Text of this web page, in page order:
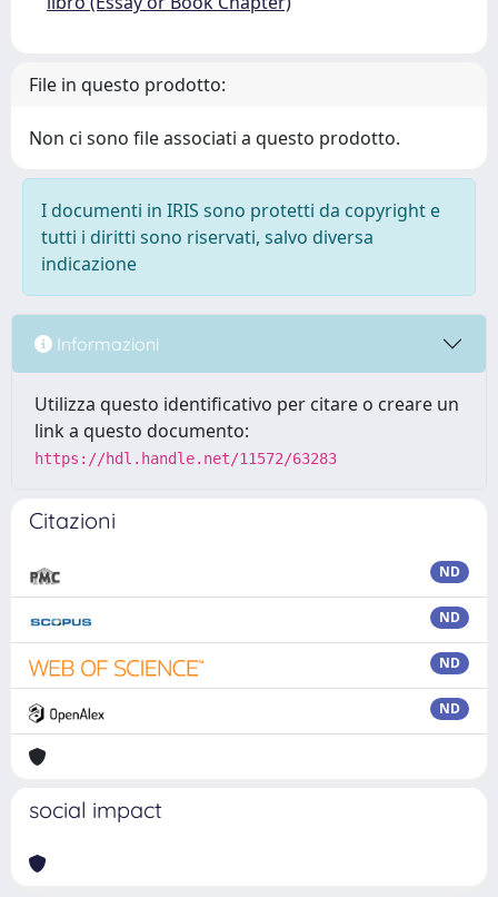
File in questo prodotto:
Non ci sono file associati a questo prodotto.
I documenti in IRIS sono protetti da copyright e
tutti i diritti sono riservati, salvo diversa
indicazione
Informazioni
Utilizza questo identificativo per citare o creare un
link a questo documento:
https://hdl.handle.net/11572/63283
Citazioni
ND
ND
ND
ND
social impact